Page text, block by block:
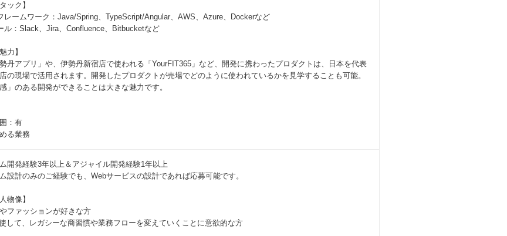
ック】
レームワーク：Java/Spring、TypeScript/Angular、AWS、Azure、Dockerなど
ル：Slack、Jira、Confluence、Bitbucketなど
力】
勢丹アプリ」や、伊勢丹新宿店で使われる「YourFIT365」など、開発に携わったプロダクトは、日本を代表
の現場で活用されます。開発したプロダクトが売場でどのように使われているかを見学することも可能。
感」のある開発ができることは大きな魅力です。
：有
る業務
開発経験3年以上＆アジャイル開発経験1年以上
設計のみのご経験でも、Webサービスの設計であれば応募可能です。
物像】
ファッションが好きな方
して、レガシーな商習慣や業務フローを変えていくことに意欲的な方